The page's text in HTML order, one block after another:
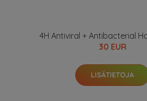
4H Antiviral + Antibacterial
30 EUR
LISÄTIETOJA